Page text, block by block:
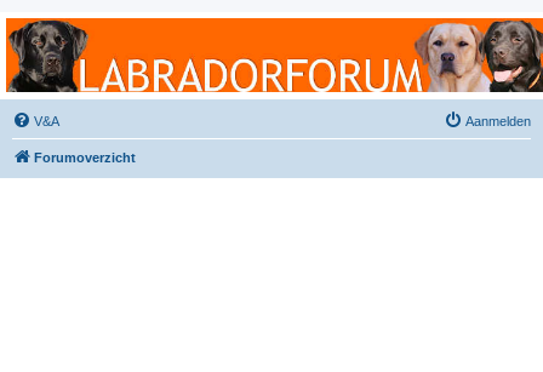
Labradorforum
Het gezelligste Labradorforum van Nederland en België!
V&A Aanmelden
Forumoverzicht